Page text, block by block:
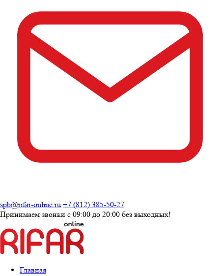
spb@rifar-online.ru +7 (812) 385-50-27
Принимаем звонки с 09:00 до 20:00 без выходных!
Главная